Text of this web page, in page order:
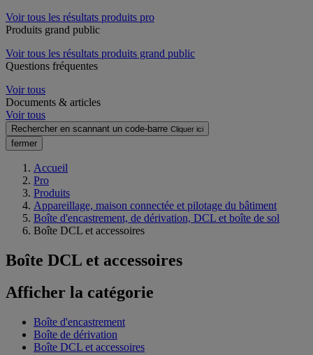
Voir tous les résultats produits pro
Produits grand public
Voir tous les résultats produits grand public
Questions fréquentes
Voir tous
Documents & articles
Voir tous
Rechercher en scannant un code-barre Cliquer ici
fermer
Accueil
Pro
Produits
Appareillage, maison connectée et pilotage du bâtiment
Boîte d'encastrement, de dérivation, DCL et boîte de sol
Boîte DCL et accessoires
Boîte DCL et accessoires
Afficher la catégorie
Boîte d'encastrement
Boîte de dérivation
Boîte DCL et accessoires